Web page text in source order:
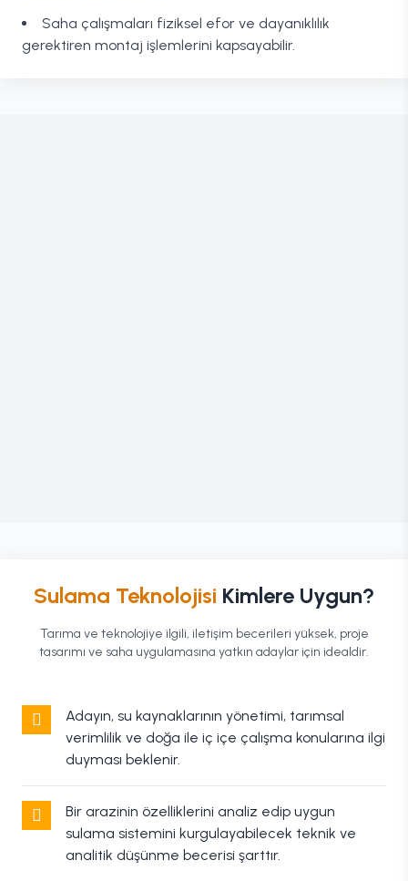
Saha çalışmaları fiziksel efor ve dayanıklılık
gerektiren montaj işlemlerini kapsayabilir.
Sulama Teknolojisi Kimlere Uygun?
Tarıma ve teknolojiye ilgili, iletişim becerileri yüksek, proje
tasarımı ve saha uygulamasına yatkın adaylar için idealdir.
Adayın, su kaynaklarının yönetimi, tarımsal
verimlilik ve doğa ile iç içe çalışma konularına ilgi
duyması beklenir.
Bir arazinin özelliklerini analiz edip uygun
sulama sistemini kurgulayabilecek teknik ve
analitik düşünme becerisi şarttır.